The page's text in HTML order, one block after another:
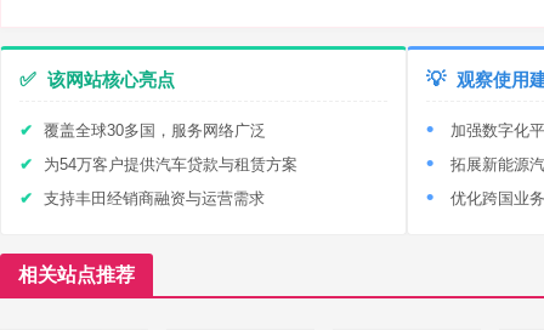
✅ 该网站核心亮点
覆盖全球30多国，服务网络广泛
为54万客户提供汽车贷款与租赁方案
支持丰田经销商融资与运营需求
💡 观察使用
加强数字化
拓展新能源
优化跨国业
相关站点推荐